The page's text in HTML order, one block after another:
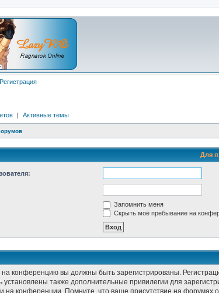
Регистрация
| Активные темы
Для
Запомнить меня
Скрыть моё пребывание на
конференцию вы должны быть зарегистрированы.
установлены также дополнительные привилегии для
на конференции. Помните, что ваше присутствие на форумах